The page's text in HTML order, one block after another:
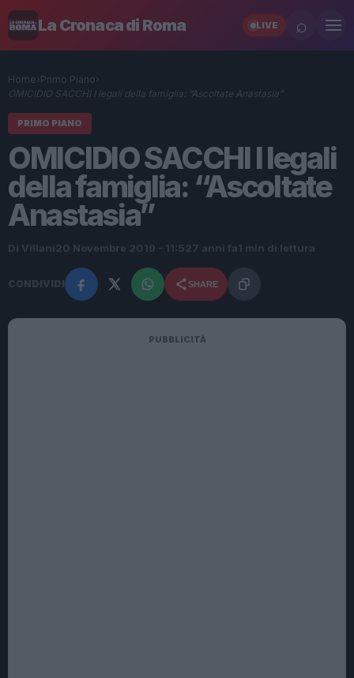
La Cronaca di Roma LIVE ⌕
Home› Primo Piano›
OMICIDIO SACCHI I legali della famiglia: “Ascoltate Anastasia”
PRIMO PIANO
OMICIDIO SACCHI I legali
della famiglia: “Ascoltate
Anastasia”
Di Villani20 Novembre 2019 - 11:527 anni fa 1 min di lettura
CONDIVIDI SHARE
PUBBLICITÀ